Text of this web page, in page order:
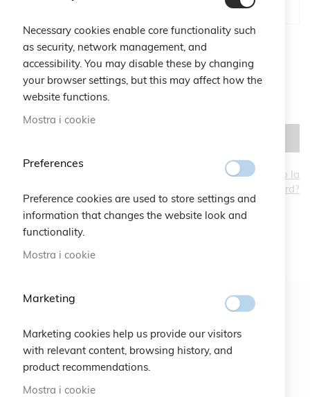
Show Password
Hai dimenticato la
password?
ISCRIVITI
Necessary cookies enable core functionality such
as security, network management, and
accessibility. You may disable these by changing
your browser settings, but this may affect how the
website functions.
Mostra i cookie
Preferences
Preference cookies are used to store settings and
information that changes the website look and
functionality.
Mostra i cookie
Marketing
Marketing cookies help us provide our visitors
with relevant content, browsing history, and
product recommendations.
Mostra i cookie